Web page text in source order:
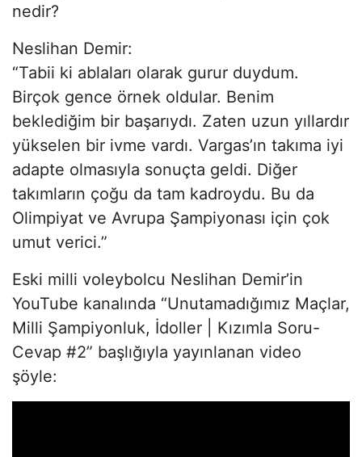
nedir?
Neslihan Demir:
“Tabii ki ablaları olarak gurur duydum.
Birçok gence örnek oldular. Benim
beklediğim bir başarıydı. Zaten uzun yıllardır
yükselen bir ivme vardı. Vargas’ın takıma iyi
adapte olmasıyla sonuçta geldi. Diğer
takımların çoğu da tam kadroydu. Bu da
Olimpiyat ve Avrupa Şampiyonası için çok
umut verici.”
Eski milli voleybolcu Neslihan Demir’in
YouTube kanalında “Unutamadığımız Maçlar,
Milli Şampiyonluk, İdoller | Kızımla Soru-
Cevap #2” başlığıyla yayınlanan video
şöyle: